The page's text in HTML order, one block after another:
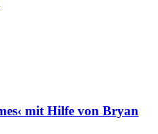
mit Hilfe von Bryan